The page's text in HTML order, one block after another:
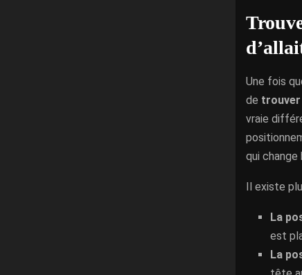
Une fois
de trouver
vraie
qui
Il existe
La
est
La